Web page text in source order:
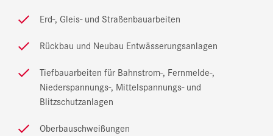
Erd-, Gleis- und Straßenbauarbeiten
Rückbau und Neubau Entwässerungsanlagen
Tiefbauarbeiten für Bahnstrom-, Fernmelde-,
Niederspannungs-, Mittelspannungs- und
Blitzschutzanlagen
Oberbauschweißungen